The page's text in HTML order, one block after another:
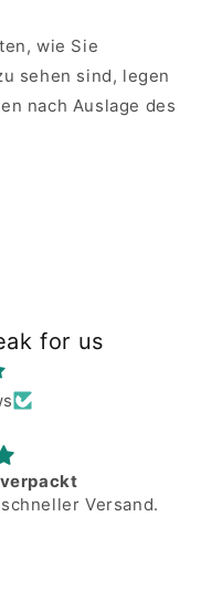
wie Sie
sehen sind, legen
nach Auslage des
for us
Versand.